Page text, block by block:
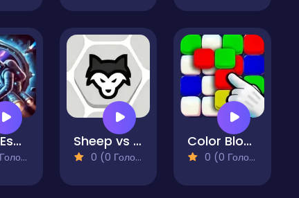
Astral Escape Sheep vs Wolf
0 (0 Голосів)
Color Block Blast
0 (0 Голосів)